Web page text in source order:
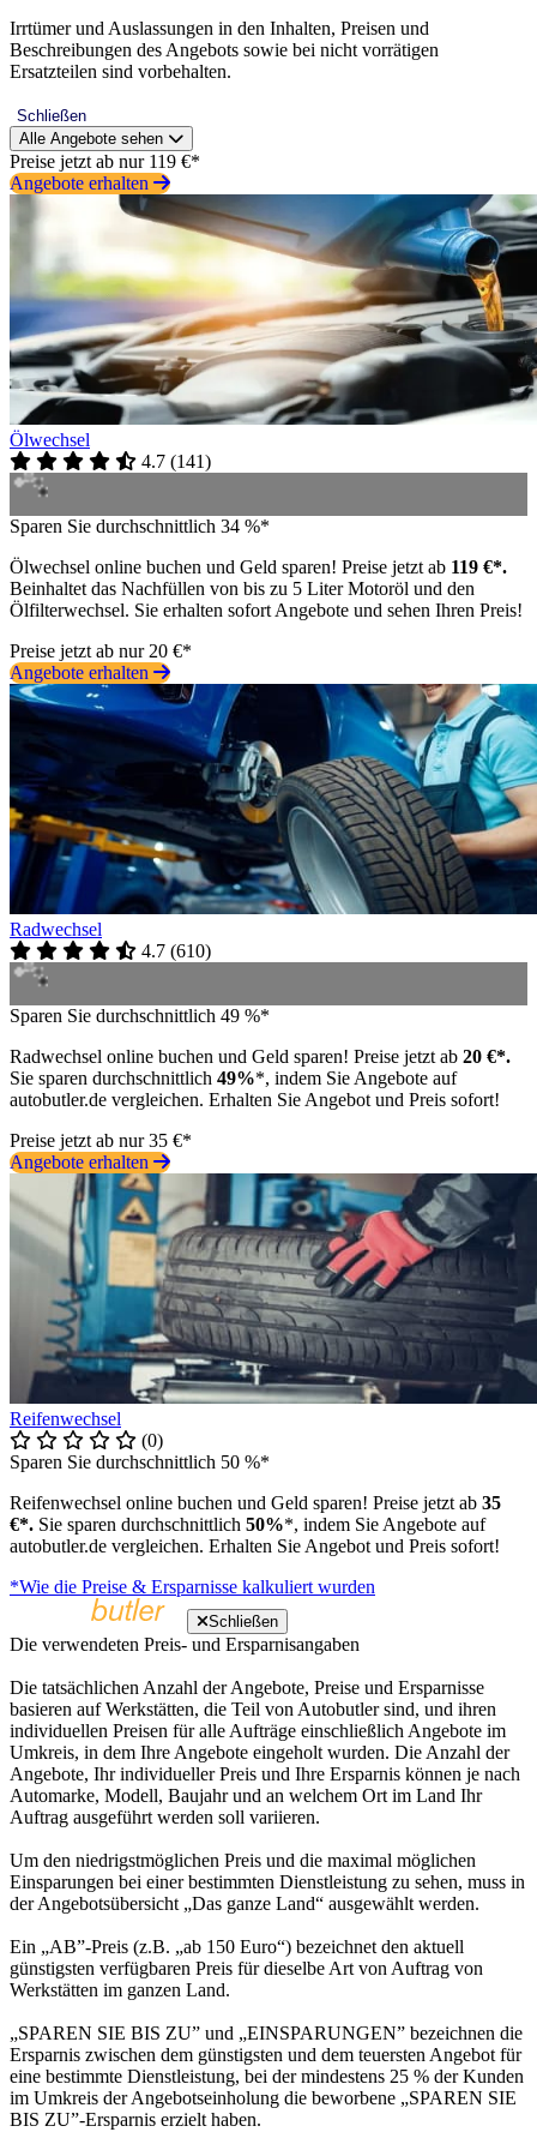
Irrtümer und Auslassungen in den Inhalten, Preisen und
Beschreibungen des Angebots sowie bei nicht vorrätigen
Ersatzteilen sind vorbehalten.
Schließen
Alle Angebote sehen
Preise jetzt ab nur 119 €*
Angebote erhalten
Ölwechsel
4.7 (141)
Sparen Sie durchschnittlich 34 %*
Ölwechsel online buchen und Geld sparen! Preise jetzt ab 119 €*.
Beinhaltet das Nachfüllen von bis zu 5 Liter Motoröl und den
Ölfilterwechsel. Sie erhalten sofort Angebote und sehen Ihren Preis!
Preise jetzt ab nur 20 €*
Angebote erhalten
Radwechsel
4.7 (610)
Sparen Sie durchschnittlich 49 %*
Radwechsel online buchen und Geld sparen! Preise jetzt ab 20 €*.
Sie sparen durchschnittlich 49%*, indem Sie Angebote auf
autobutler.de vergleichen. Erhalten Sie Angebot und Preis sofort!
Preise jetzt ab nur 35 €*
Angebote erhalten
Reifenwechsel
(0)
Sparen Sie durchschnittlich 50 %*
Reifenwechsel online buchen und Geld sparen! Preise jetzt ab 35
€*. Sie sparen durchschnittlich 50%*, indem Sie Angebote auf
autobutler.de vergleichen. Erhalten Sie Angebot und Preis sofort!
*Wie die Preise & Ersparnisse kalkuliert wurden
Schließen
Die verwendeten Preis- und Ersparnisangaben
Die tatsächlichen Anzahl der Angebote, Preise und Ersparnisse
basieren auf Werkstätten, die Teil von Autobutler sind, und ihren
individuellen Preisen für alle Aufträge einschließlich Angebote im
Umkreis, in dem Ihre Angebote eingeholt wurden. Die Anzahl der
Angebote, Ihr individueller Preis und Ihre Ersparnis können je nach
Automarke, Modell, Baujahr und an welchem Ort im Land Ihr
Auftrag ausgeführt werden soll variieren.
Um den niedrigstmöglichen Preis und die maximal möglichen
Einsparungen bei einer bestimmten Dienstleistung zu sehen, muss in
der Angebotsübersicht „Das ganze Land“ ausgewählt werden.
Ein „AB”-Preis (z.B. „ab 150 Euro“) bezeichnet den aktuell
günstigsten verfügbaren Preis für dieselbe Art von Auftrag von
Werkstätten im ganzen Land.
„SPAREN SIE BIS ZU” und „EINSPARUNGEN” bezeichnen die
Ersparnis zwischen dem günstigsten und dem teuersten Angebot für
eine bestimmte Dienstleistung, bei der mindestens 25 % der Kunden
im Umkreis der Angebotseinholung die beworbene „SPAREN SIE
BIS ZU”-Ersparnis erzielt haben.